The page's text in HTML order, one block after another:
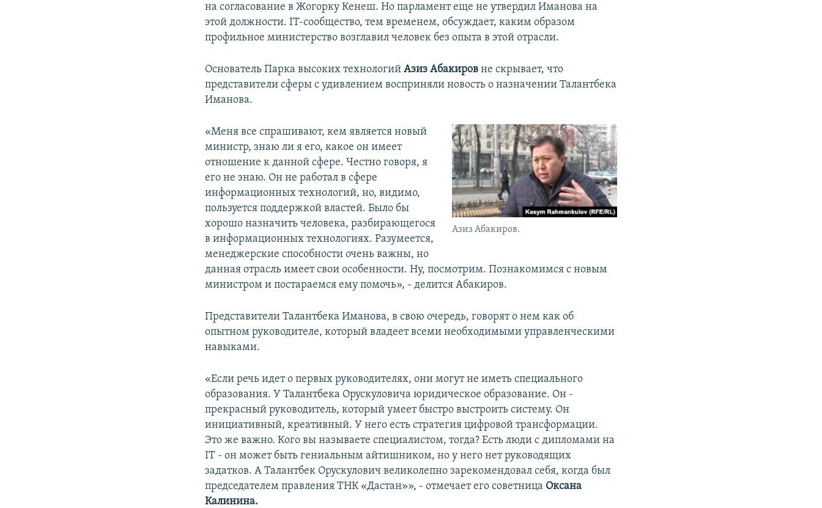
на согласование в Жогорку Кенеш. Но парламент еще не утвердил Иманова на
этой должности. IT-сообщество, тем временем, обсуждает, каким образом
профильное министерство возглавил человек без опыта в этой отрасли.
Основатель Парка высоких технологийАзиз Абакиров не скрывает, что
представители сферы с удивлением восприняли новость о назначении Талантбека
Иманова.
Азиз Абакиров.
«Меня все спрашивают, кем является новый
министр, знаю ли я его, какое он имеет
отношение к данной сфере. Честно говоря, я
его не знаю. Он не работал в сфере
информационных технологий, но, видимо,
пользуется поддержкой властей. Было бы
хорошо назначить человека, разбирающегося
в информационных технологиях. Разумеется,
менеджерские способности очень важны, но
данная отрасль имеет свои особенности. Ну, посмотрим. Познакомимся с новым
министром и постараемся ему помочь», - делится Абакиров.
Представители Талантбека Иманова, в свою очередь, говорят о нем как об
опытном руководителе, который владеет всеми необходимыми управленческими
навыками.
«Если речь идет о первых руководителях, они могут не иметь специального
образования. У Талантбека Орускуловича юридическое образование. Он -
прекрасный руководитель, который умеет быстро выстроить систему. Он
инициативный, креативный. У него есть стратегия цифровой трансформации.
Это же важно. Кого вы называете специалистом, тогда? Есть люди с дипломами на
IT - он может быть гениальным айтишником, но у него нет руководящих
задатков. А Талантбек Орускулович великолепно зарекомендовал себя, когда был
председателем правления ТНК «Дастан»», - отмечает его советница Оксана
Калинина.